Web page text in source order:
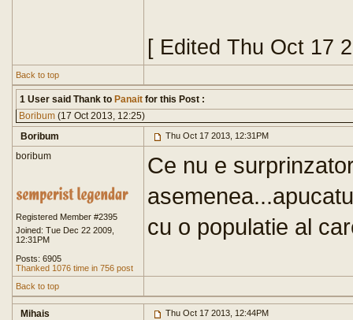
[ Edited Thu Oct 17
Back to top
1 User said Thank to Panait for this Post :
Boribum (17 Oct 2013, 12:25)
Boribum
Thu Oct 17 2013, 12:31PM
boribum
Registered Member #2395
Joined: Tue Dec 22 2009,
12:31PM
Posts: 6905
Thanked 1076 time in 756 post
Ce nu e
cu o populatie al
Back to top
Mihais Thu Oct 17 2013, 12:44PM